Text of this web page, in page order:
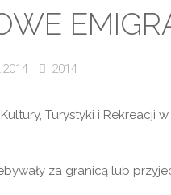
2014
Turystyki i Rekreacji
za granicą lub